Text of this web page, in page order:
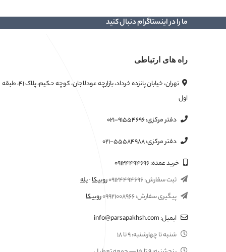
ما را در اینستاگرام دنبال کنید
راه های ارتباطی
تهران، خیابان پانزده خرداد، بازارچه عودلاجان، کوچه حکیم، پلاک ۴۱، طبقه
اول
دفتر مرکزی:۰۲۱-۹۱۵۵۴۶۹۶
دفتر مرکزی:۰۲۱-۵۵۵۸۴۹۸۸
خرید عمده:۰۹۱۲۴۴۹۴۶۹۶
ثبت سفارش:۰۹۱۲۴۴۹۴۶۹۶روبیکا·بله
پیگیری سفارش:۰۹۹۲۱۰۰۸۹۶۶روبیکا
ایمیل:info@parsapakhsh.com
شنبه تا چهارشنبه:۹ تا ۱۸